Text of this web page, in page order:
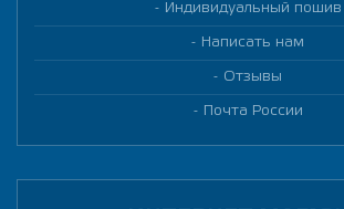
Индивидуальный пошив
Написать нам
Отзывы
Почта России